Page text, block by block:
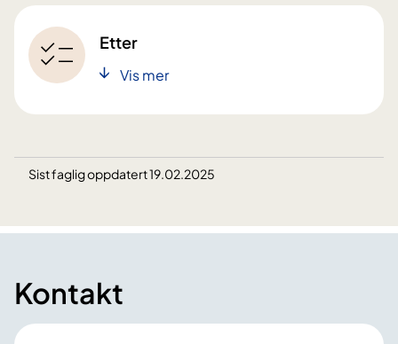
Etter
Vis mer
Sist faglig oppdatert 19.02.2025
Kontakt